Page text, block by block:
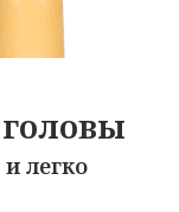
легко